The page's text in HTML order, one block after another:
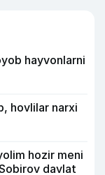
hayvonlarni
hovlilar narxi
hozir meni
davlat